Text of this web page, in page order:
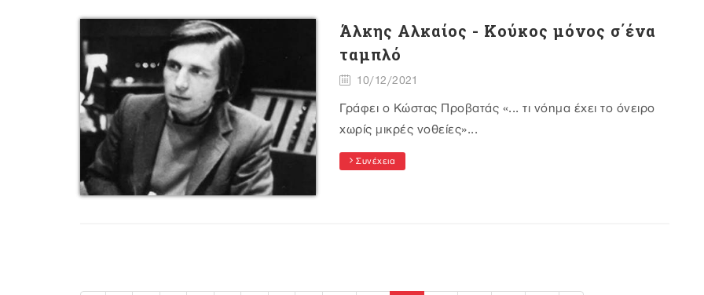
Άλκης Αλκαίος - Κούκος μόνος σ΄ένα
ταμπλό
10/12/2021
Γράφει ο Κώστας Προβατάς «... τι νόημα έχει το όνειρο
χωρίς μικρές νοθείες»...
Συνέχεια